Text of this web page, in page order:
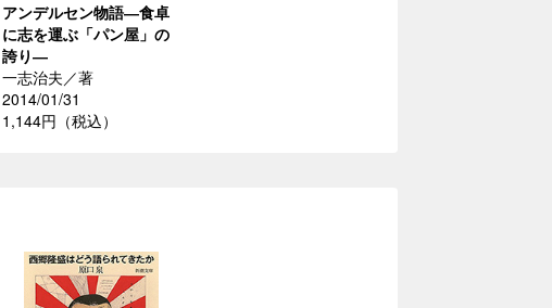
アンデルセン物語―食卓
に志を運ぶ「パン屋」の
誇り―
一志治夫／著
2014/01/31
1,144円（税込）